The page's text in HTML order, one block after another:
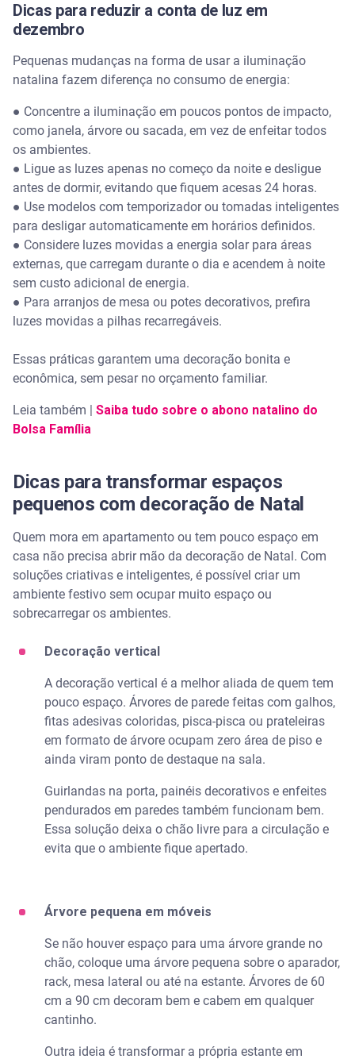
Dicas para reduzir a conta de luz em
dezembro
Pequenas mudanças na forma de usar a iluminação
natalina fazem diferença no consumo de energia:
● Concentre a iluminação em poucos pontos de impacto,
como janela, árvore ou sacada, em vez de enfeitar todos
os ambientes.
● Ligue as luzes apenas no começo da noite e desligue
antes de dormir, evitando que fiquem acesas 24 horas.
● Use modelos com temporizador ou tomadas inteligentes
para desligar automaticamente em horários definidos.
● Considere luzes movidas a energia solar para áreas
externas, que carregam durante o dia e acendem à noite
sem custo adicional de energia.
● Para arranjos de mesa ou potes decorativos, prefira
luzes movidas a pilhas recarregáveis.
Essas práticas garantem uma decoração bonita e
econômica, sem pesar no orçamento familiar.
Leia também | Saiba tudo sobre o abono natalino do
Bolsa Família
Dicas para transformar espaços
pequenos com decoração de Natal
Quem mora em apartamento ou tem pouco espaço em
casa não precisa abrir mão da decoração de Natal. Com
soluções criativas e inteligentes, é possível criar um
ambiente festivo sem ocupar muito espaço ou
sobrecarregar os ambientes.
Decoração vertical
A decoração vertical é a melhor aliada de quem tem
pouco espaço. Árvores de parede feitas com galhos,
fitas adesivas coloridas, pisca-pisca ou prateleiras
em formato de árvore ocupam zero área de piso e
ainda viram ponto de destaque na sala.
Guirlandas na porta, painéis decorativos e enfeites
pendurados em paredes também funcionam bem.
Essa solução deixa o chão livre para a circulação e
evita que o ambiente fique apertado.
Árvore pequena em móveis
Se não houver espaço para uma árvore grande no
chão, coloque uma árvore pequena sobre o aparador,
rack, mesa lateral ou até na estante. Árvores de 60
cm a 90 cm decoram bem e cabem em qualquer
cantinho.
Outra ideia é transformar a própria estante em